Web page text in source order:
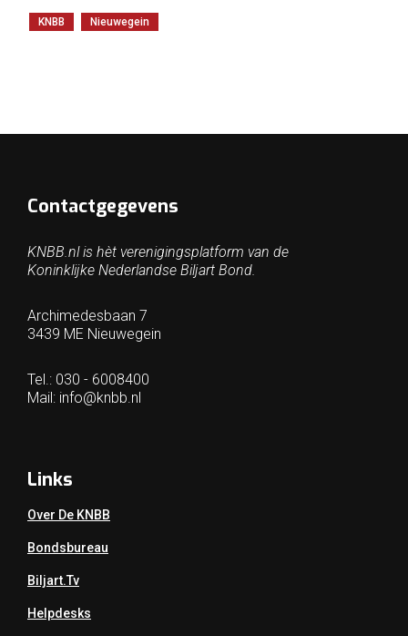
KNBB Nieuwegein
Contactgegevens
KNBB.nl is hèt verenigingsplatform van de
Koninklijke Nederlandse Biljart Bond.
Archimedesbaan 7
3439 ME Nieuwegein
Tel.: 030 - 6008400
Mail: info@knbb.nl
Links
Over De KNBB
Bondsbureau
Biljart.tv
Helpdesks